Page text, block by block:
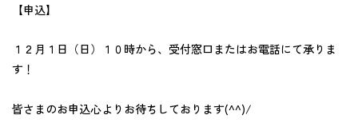
【申込】
１２月１日（日）１０時から、受付窓口またはお電話にて承りま
す！
皆さまのお申込心よりお待ちしております(^^)/